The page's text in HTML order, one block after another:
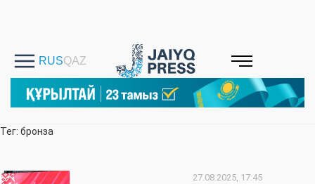
Тег: бронза
27.08.2025, 17:45